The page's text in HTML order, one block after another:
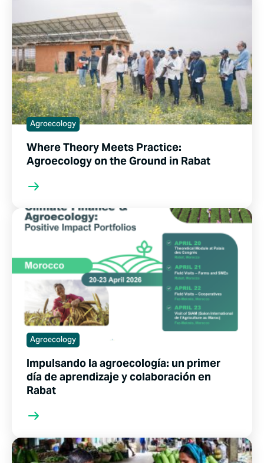
Agroecology
Where Theory Meets Practice:
Agroecology on the Ground in Rabat
Agroecology
Impulsando la agroecología: un primer
día de aprendizaje y colaboración en
Rabat